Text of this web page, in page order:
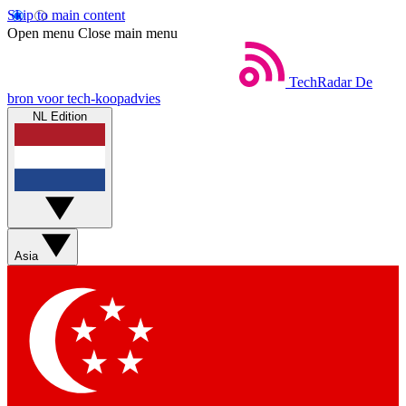
Skip to main content
Open menu Close main menu
TechRadar De
bron voor tech-koopadvies
NL Edition
Asia